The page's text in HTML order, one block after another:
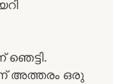
അത്തരം ഒരു